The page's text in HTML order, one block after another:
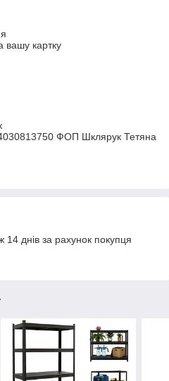
вашу картку
ФОП Шклярук Тетяна
днів за рахунок покупця